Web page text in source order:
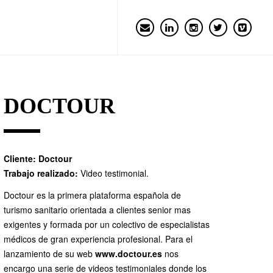
DOCTOUR
Cliente: Doctour
Trabajo realizado: Video testimonial.
Doctour es la primera plataforma española de
turismo sanitario orientada a clientes senior mas
exigentes y formada por un colectivo de especialistas
médicos de gran experiencia profesional. Para el
lanzamiento de su web www.doctour.es nos
encargo una serie de videos testimoniales donde los